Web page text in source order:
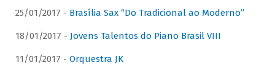
25/01/2017 - Brasília Sax “Do Tradicional ao Moderno”
18/01/2017 - Jovens Talentos do Piano Brasil VIII
11/01/2017 - Orquestra JK